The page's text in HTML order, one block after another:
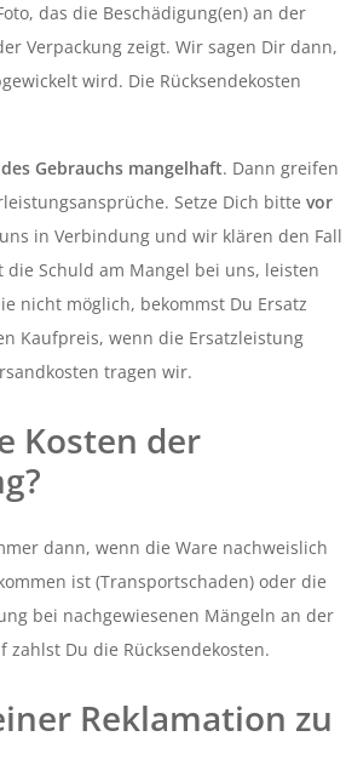
das die Beschädigung(en) an der
Verpackung zeigt. Wir sagen Dir dann,
wird. Die Rücksendekosten
Gebrauchs mangelhaft. Dann greifen
Setze Dich bitte vor
in Verbindung und wir klären den Fall
die Schuld am Mangel bei uns, leisten
nicht möglich, bekommst Du Ersatz
Kaufpreis, wenn die Ersatzleistung
tragen wir.
Kosten der
dann, wenn die Ware nachweislich
ist (Transportschaden) oder die
bei nachgewiesenen Mängeln an der
Du die Rücksendekosten.
Reklamation zu